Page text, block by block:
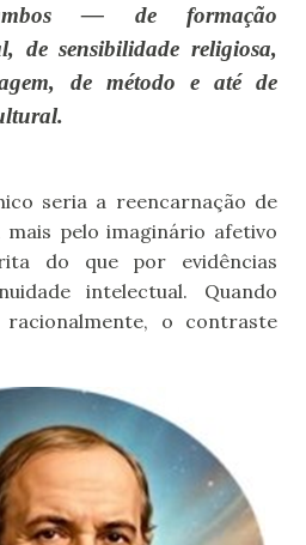
— de formação
de sensibilidade religiosa,
de método e até de
seria a reencarnação de
pelo imaginário afetivo
do que por evidências
intelectual. Quando
racionalmente, o contraste